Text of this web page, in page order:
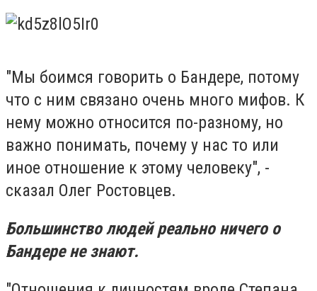
"Мы боимся говорить о Бандере, потому
что с ним связано очень много мифов. К
нему можно относится по-разному, но
важно понимать, почему у нас то или
иное отношение к этому человеку", -
сказал Олег Ростовцев.
Большинство людей реально ничего о
Бандере не знают.